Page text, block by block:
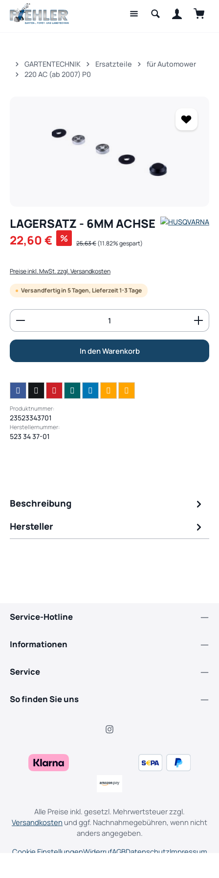
Zum Hauptinhalt springen
GARTENTECHNIK Ersatzteile
für Automower
220 AC (ab 2007) P0
LAGERSATZ - 6MM ACHSE
Verkaufspreis:
22,60 € % Regulärer Preis:
25,63 €(11.82% gespart)
Preise inkl. MwSt. zzgl. Versandkosten
Versandfertig in 5 Tagen, Lieferzeit 1-3 Tage
Produkt Anzahl: Gib den gewünschten Wert ein
In den Warenkorb
Produktnummer:
23523343701
Herstellernummer:
523 34 37-01
Beschreibung
Hersteller
Service-Hotline
Informationen
Service
So finden Sie uns
Alle Preise inkl. gesetzl. Mehrwertsteuer zzgl.
Versandkosten und ggf. Nachnahmegebühren, wenn nicht
anders angegeben.
Cookie EinstellungenWiderrufAGBDatenschutzImpressum